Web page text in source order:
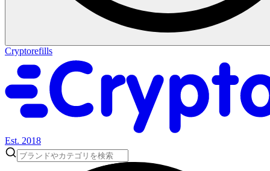
Cryptorefills
Est. 2018